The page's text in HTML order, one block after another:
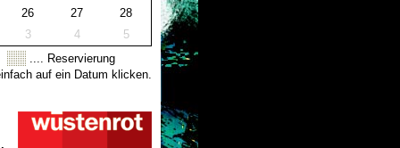
26
27
28
3
4
5
.... Reservierung
auf ein Datum klicken.